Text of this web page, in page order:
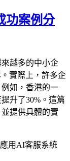
功案例分
越多的中小企
實際上，許多企
如，香港的一
升了30%。這篇
提供具體的實
用 AI客服系統